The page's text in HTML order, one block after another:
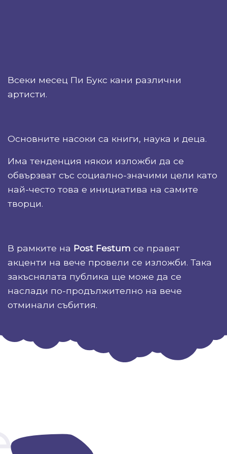
Всеки месец Пи Букс кани различни
артисти.
Основните насоки са книги, наука и деца.
Има тенденция някои изложби да се
обвързват със социално-значими цели като
най-често това е инициатива на самите
творци.
В рамките на Post Festum се правят
акценти на вече провели се изложби. Така
закъснялата публика ще може да се
наслади по-продължително на вече
отминали събития.